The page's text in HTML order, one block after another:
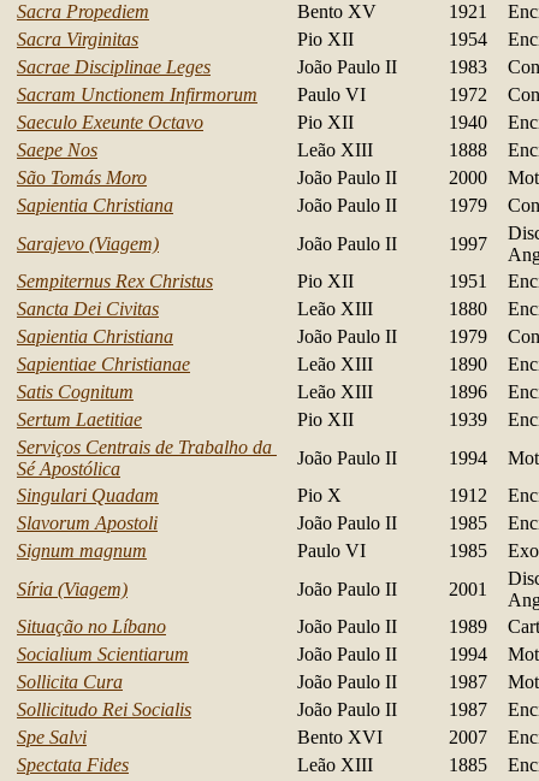
Sacra Propediem
Bento XV 1921
Sacra Virginitas
Pio XII 1954
Sacrae Disciplinae Leges
João Paulo II 1983
Sacram Unctionem Infirmorum
Paulo VI 1972
Saeculo Exeunte Octavo
Pio XII 1940
Saepe Nos
Leão XIII 1888
São Tomás Moro João Paulo II 2000
Sapientia Christiana
João Paulo II 1979
Sarajevo (Viagem)
João Paulo II 1997
Sempiternus Rex Christus
Pio XII 1951
Sancta Dei Civitas
Leão XIII 1880
Sapientia Christiana
João Paulo II 1979
Sapientiae Christianae
Leão XIII 1890
Satis Cognitum
Leão XIII 1896
Sertum Laetitiae
Pio XII 1939
Serviços Centrais de Trabalho da
Sé Apostólica
João Paulo II 1994
Singulari Quadam
Pio X 1912
Slavorum Apostoli
João Paulo II 1985
Signum magnum
Paulo VI 1985
Síria (Viagem)
João Paulo II 2001
Situação no Líbano
João Paulo II 1989
Socialium Scientiarum
João Paulo II 1994
Sollicita Cura
João Paulo II 1987
Sollicitudo Rei Socialis
João Paulo II 1987
Spe Salvi
Bento XVI 2007
Spectata Fides
Leão XIII 1885